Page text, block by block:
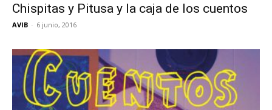
Chispitas y Pitusa y la caja de los cuentos
AVIB - 6 junio, 2016